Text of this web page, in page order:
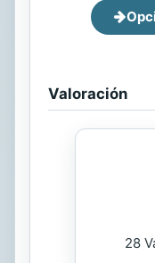
Valoración
28